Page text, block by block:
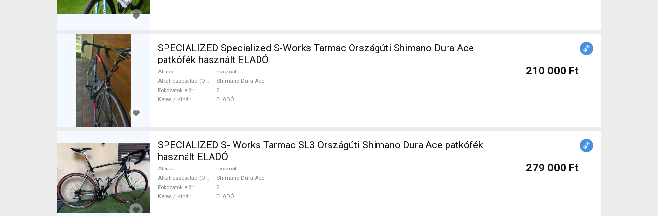
SPECIALIZED Specialized S-Works Tarmac Országúti Shimano Dura Ace
patkófék használt ELADÓ
Állapot
használt
Alkatrészcsalád (Outi)
Shimano Dura Ace
Fokozatok elöl
2
Keres / Kínál
ELADÓ
210 000 Ft
SPECIALIZED S- Works Tarmac SL3 Országúti Shimano Dura Ace patkófék
használt ELADÓ
Állapot
használt
Alkatrészcsalád (Outi)
Shimano Dura Ace
Fokozatok elöl
2
Keres / Kínál
ELADÓ
279 000 Ft